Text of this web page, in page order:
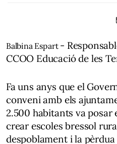
Balbina Espart -
CCOO Educació de les
Fa uns anys que el
conveni amb els
2.500 habitants va posar
crear escoles bressol
despoblament i la pèrdua